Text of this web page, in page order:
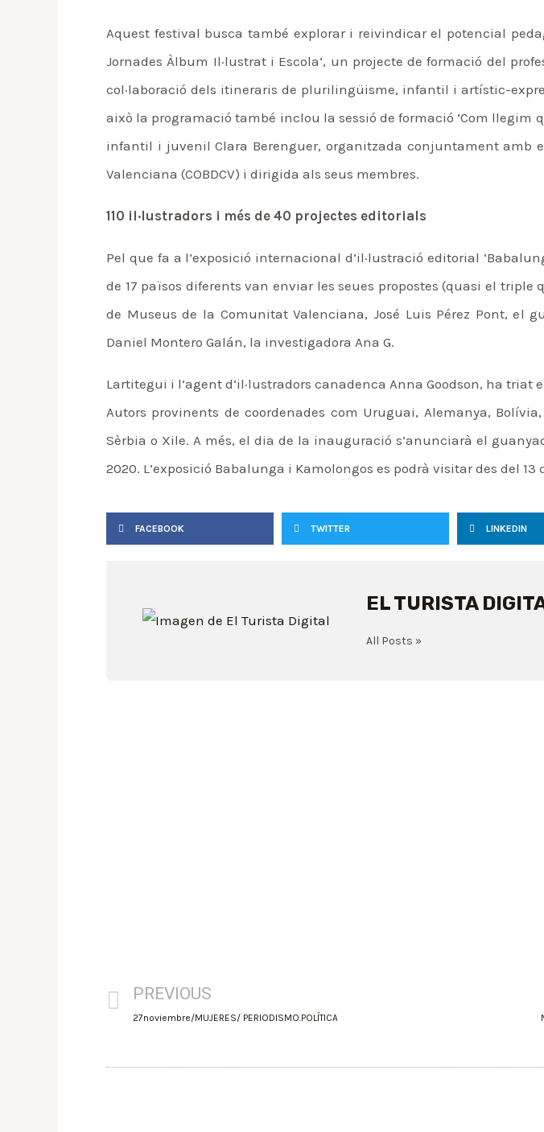
Aquest festival busca també explorar i reivindicar el potencial
Jornades Àlbum Il·lustrat i Escola’, un projecte de formació del
col·laboració dels itineraris de plurilingüisme, infantil i artístic-
això la programació també inclou la sessió de formació ‘Com
infantil i juvenil Clara Berenguer, organitzada conjuntament amb
Valenciana (COBDCV) i dirigida als seus membres.
110 il·lustradors i més de 40 projectes editorials
Pel que fa a l’exposició internacional d’il·lustració editorial
de 17 països diferents van enviar les seues propostes (quasi el
de Museus de la Comunitat Valenciana, José Luis Pérez Pont, el
Daniel Montero Galán, la investigadora Ana G.
Lartitegui i l’agent d’il·lustradors canadenca Anna Goodson, ha triat
Autors provinents de coordenades com Uruguai, Alemanya,
Sèrbia o Xile. A més, el dia de la inauguració s’anunciarà el
2020. L’exposició Babalunga i Kamolongos es podrà visitar des del
FACEBOOK TWITTER LINKEDIN
EL TURISTA
All Posts »
PREVIOUS
27noviembre/MUJERES/ PERIODISMO.POLÍTICA